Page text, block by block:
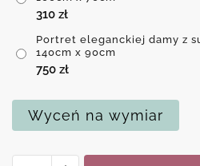
310 zł
Portret eleganckiej damy z
140cm x 90cm
750 zł
Wyceń na wymiar